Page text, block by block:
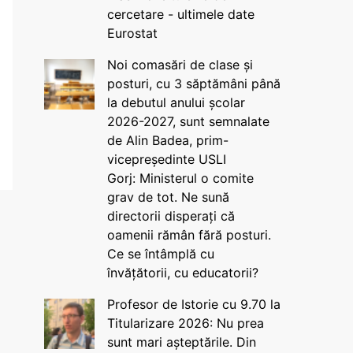
cercetare - ultimele date
Eurostat
Noi comasări de clase și
posturi, cu 3 săptămâni până
la debutul anului școlar
2026-2027, sunt semnalate
de Alin Badea, prim-
vicepreședinte USLI
Gorj: Ministerul o comite
grav de tot. Ne sună
directorii disperați că
oamenii rămân fără posturi.
Ce se întâmplă cu
învățătorii, cu educatorii?
Profesor de Istorie cu 9.70 la
Titularizare 2026: Nu prea
sunt mari așteptările. Din